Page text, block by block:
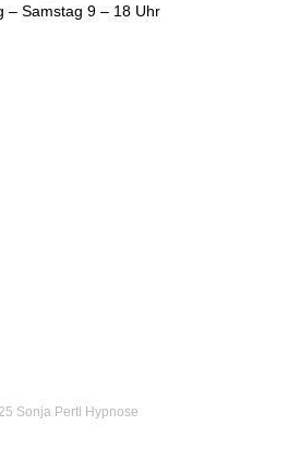
– Samstag 9 – 18 Uhr
Sonja Pertl Hypnose